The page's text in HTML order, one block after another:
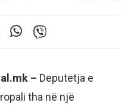
– Deputetja e
tha në një